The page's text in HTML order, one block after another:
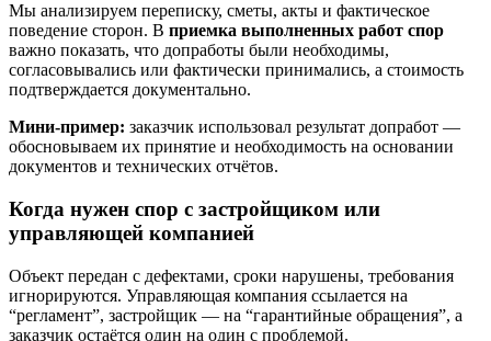
Мы анализируем переписку, сметы, акты и фактическое
поведение сторон. В приемка выполненных работ спор
важно показать, что допработы были необходимы,
согласовывались или фактически принимались, а стоимость
подтверждается документально.
Мини-пример: заказчик использовал результат допработ —
обосновываем их принятие и необходимость на основании
документов и технических отчётов.
Когда нужен спор с застройщиком или
управляющей компанией
Объект передан с дефектами, сроки нарушены, требования
игнорируются. Управляющая компания ссылается на
“регламент”, застройщик — на “гарантийные обращения”, а
заказчик остаётся один на один с проблемой.